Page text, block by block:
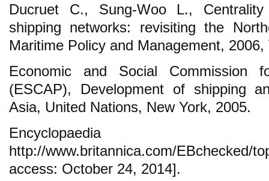
Ducruet C., Sung-Woo L.,
shipping networks: revisiting the
Maritime Policy and Management, 2006,
Economic and Social Commission
(ESCAP), Development of shipping
Asia, United Nations, New York, 2005.
Encyclopaedia
http://www.britannica.com/EBchecked/
access: October 24, 2014].